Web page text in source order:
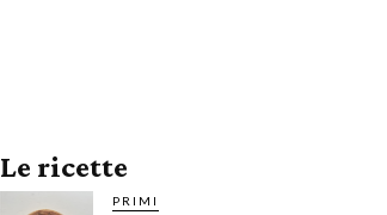
Le ricette
PRIMI